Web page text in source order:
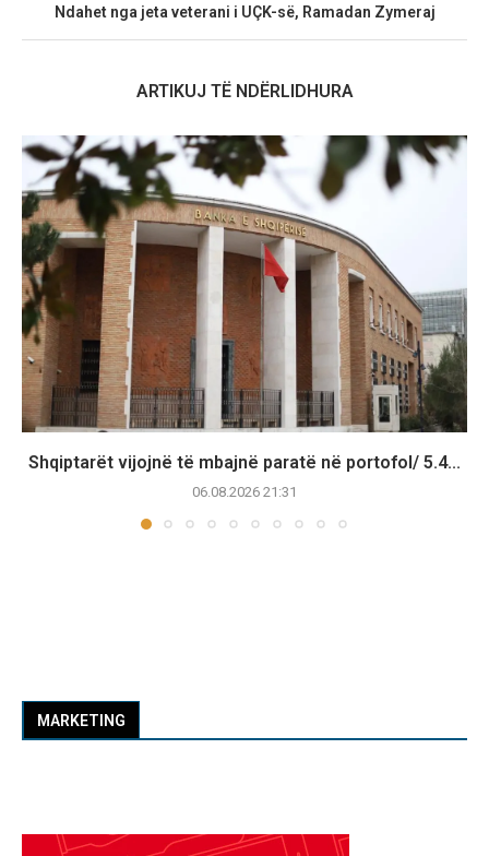
Ndahet nga jeta veterani i UÇK-së, Ramadan Zymeraj
ARTIKUJ TË NDËRLIDHURA
Shqiptarët vijojnë të mbajnë paratë në portofol/ 5.4...
06.08.2026 21:31
MARKETING